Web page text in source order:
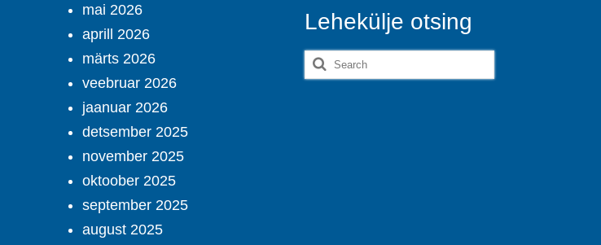
mai 2026
aprill 2026
märts 2026
veebruar 2026
jaanuar 2026
detsember 2025
november 2025
oktoober 2025
september 2025
august 2025
Lehekülje otsing
Search
for: